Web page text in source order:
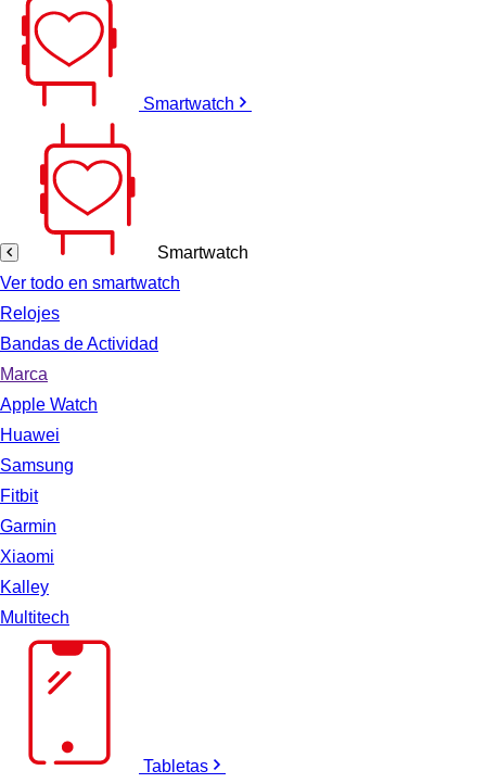
Smartwatch
Smartwatch
Ver todo en smartwatch
Relojes
Bandas de Actividad
Marca
Apple Watch
Huawei
Samsung
Fitbit
Garmin
Xiaomi
Kalley
Multitech
Tabletas